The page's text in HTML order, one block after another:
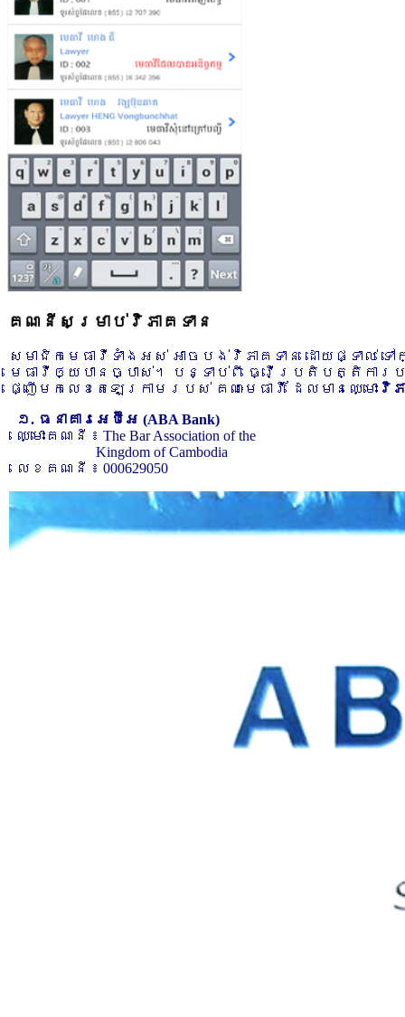
គណនីសម្រាប់វិភាគទាន
សមាជិកមេធាវីទាំងអស់ អាចបង់វិភាគទាន ដោយផ្ទាល់
មេធាវីឲ្យបានច្បាស់។ បន្ទាប់ពី ធ្វើប្រតិបត្តិកា
ផ្ញើមកលេខតេឡេក្រាមរបស់ គណៈមេធាវី ដែលមានឈ្មោះ វិភ
១. ធនាគារអេប៊ីអេ (ABA Bank)
ឈ្មោះគណនី ៖ The Bar Association of the
Kingdom of Cambodia
លេខគណនី ៖ 000629050